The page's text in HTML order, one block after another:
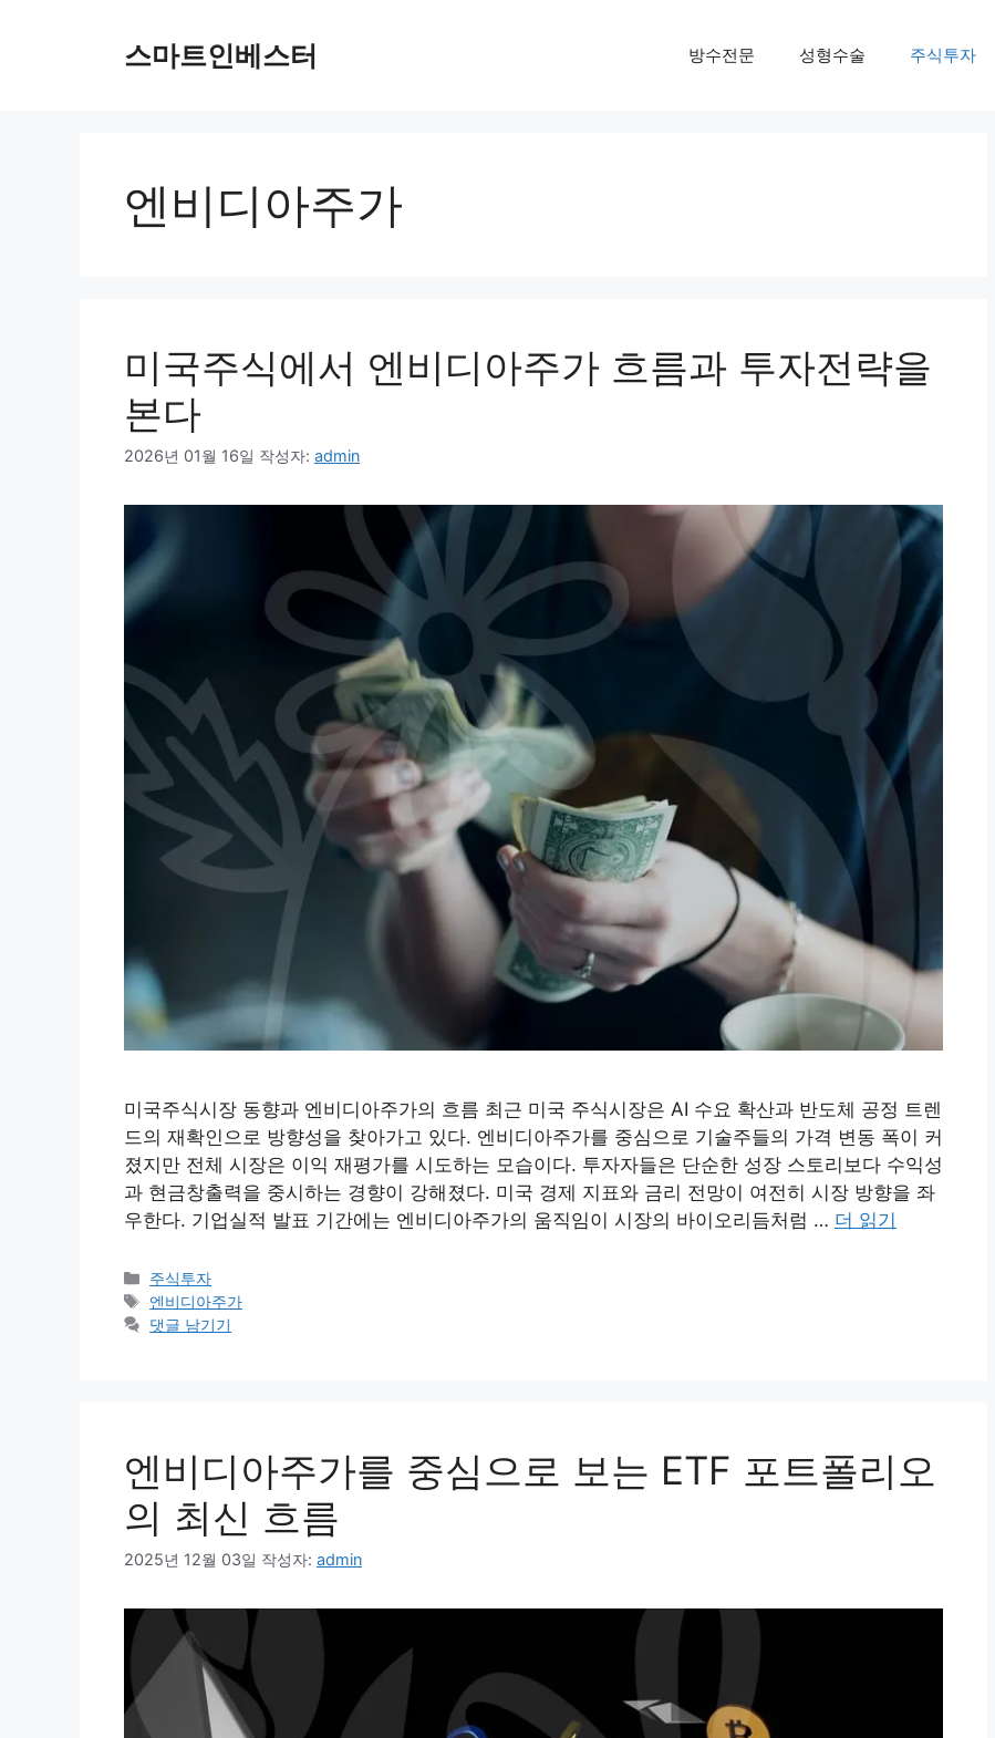
스마트인베스터 방수전문 성형수술 주식투자
엔비디아주가
미국주식에서 엔비디아주가 흐름과 투자전략을
본다
2026년 01월 16일 작성자: admin
미국주식시장 동향과 엔비디아주가의 흐름 최근 미국 주식시장은 AI 수요 확산과 반도체 공정 트렌
드의 재확인으로 방향성을 찾아가고 있다. 엔비디아주가를 중심으로 기술주들의 가격 변동 폭이 커
졌지만 전체 시장은 이익 재평가를 시도하는 모습이다. 투자자들은 단순한 성장 스토리보다 수익성
과 현금창출력을 중시하는 경향이 강해졌다. 미국 경제 지표와 금리 전망이 여전히 시장 방향을 좌
우한다. 기업실적 발표 기간에는 엔비디아주가의 움직임이 시장의 바이오리듬처럼 … 더 읽기
카
테
고
주식투자
태
그
엔비디아주가
댓글 남기기
엔비디아주가를 중심으로 보는 ETF 포트폴리오
의 최신 흐름
2025년 12월 03일 작성자: admin